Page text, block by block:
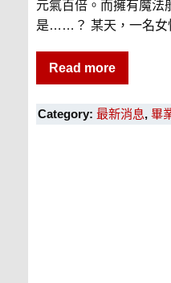
元氣百倍。而擁有魔法
是……？ 某天，一名女
Read more
Category: 最新消息, 畢